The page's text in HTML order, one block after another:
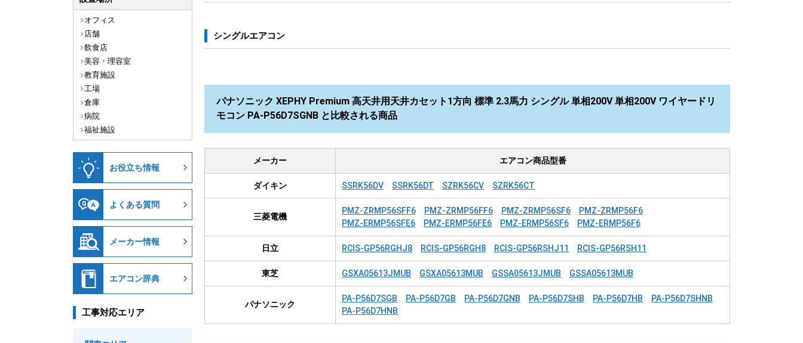
シングルエアコン
パナソニック XEPHY Premium 高天井用天井カセット1方向 標準 2.3馬力 シングル 単相200V 単相200V ワイヤードリ
モコン PA-P56D7SGNB と比較される商品
メーカー エアコン商品型番
ダイキン SSRK56DV SSRK56DT SZRK56CV SZRK56CT
三菱電機
PMZ-ZRMP56SFF6 PMZ-ZRMP56FF6 PMZ-ZRMP56SF6
PMZ-ZRMP56F6
PMZ-ERMP56SFE6
PMZ-ERMP56FE6 PMZ-ERMP56SF6 PMZ-ERMP56F6
日立 RCIS-GP56RGHJ8 RCIS-GP56RGH8 RCIS-GP56RSHJ11 RCIS-GP56RSH11
東芝 GSXA05613JMUB GSXA05613MUB GSSA05613JMUB GSSA05613MUB
パナソニック
PA-P56D7SGB PA-P56D7GB PA-P56D7GNB PA-P56D7SHB PA-P56D7HB
PA-P56D7SHNB
PA-P56D7HNB
オフィス
店舗
飲食店
美容・理容室
教育施設
工場
倉庫
病院
福祉施設
お役立ち情報
よくある質問
メーカー情報
エアコン辞典
工事対応エリア